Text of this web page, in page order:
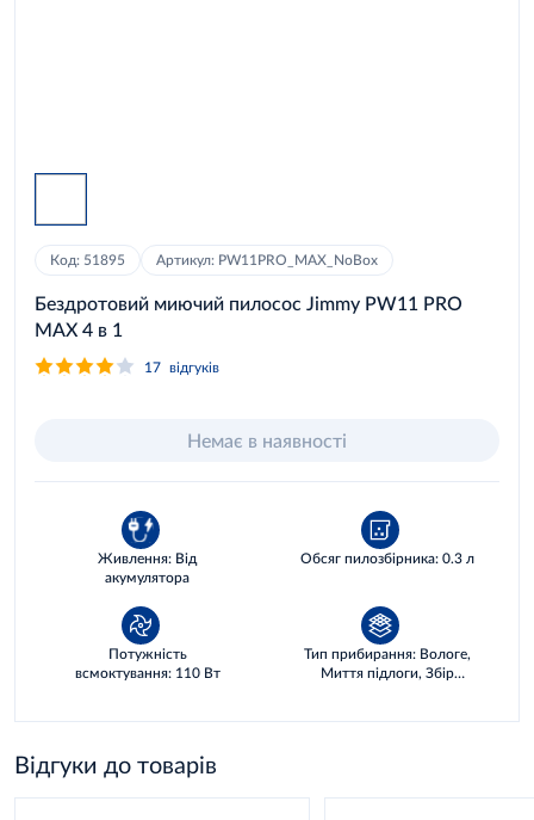
Код: 51895 Артикул: PW11PRO_MAX_NoBox
Бездротовий миючий пилосос Jimmy PW11 PRO
MAX 4 в 1
17 відгуків
Немає в наявності
Живлення: Від
акумулятора
Обсяг пилозбірника: 0.3 л
Потужність
всмоктування: 110 Вт
Тип прибирання: Вологе,
Миття підлоги, Збір
Відгуки до товарів